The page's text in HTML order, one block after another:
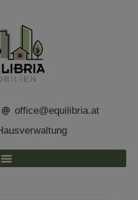
office@equilibria.at